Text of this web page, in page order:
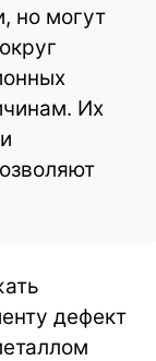
но могут
Их
дефект